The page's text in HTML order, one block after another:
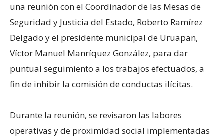
una reunión con el Coordinador de las Mesas de
Seguridad y Justicia del Estado, Roberto Ramírez
Delgado y el presidente municipal de Uruapan,
Víctor Manuel Manríquez González, para dar
puntual seguimiento a los trabajos efectuados, a
fin de inhibir la comisión de conductas ilícitas.
Durante la reunión, se revisaron las labores
operativas y de proximidad social implementadas